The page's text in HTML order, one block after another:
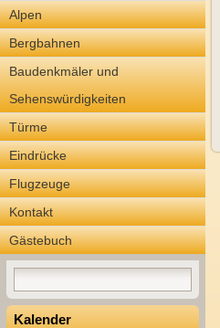
Alpen
Bergbahnen
Baudenkmäler und
Sehenswürdigkeiten
Türme
Eindrücke
Flugzeuge
Kontakt
Gästebuch
Kalender